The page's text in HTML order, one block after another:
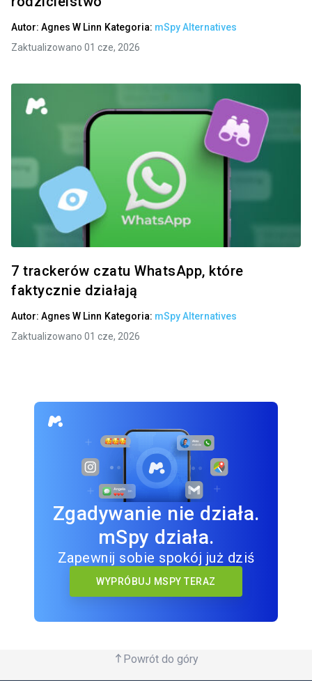
Autor: Agnes W Linn Kategoria: mSpy Alternatives
Zaktualizowano 01 cze, 2026
7 trackerów czatu WhatsApp, które
faktycznie działają
Autor: Agnes W Linn Kategoria: mSpy Alternatives
Zaktualizowano 01 cze, 2026
Zgadywanie nie działa.
mSpy działa.
Zapewnij sobie spokój już dziś
WYPRÓBUJ MSPY TERAZ
Powrót do góry